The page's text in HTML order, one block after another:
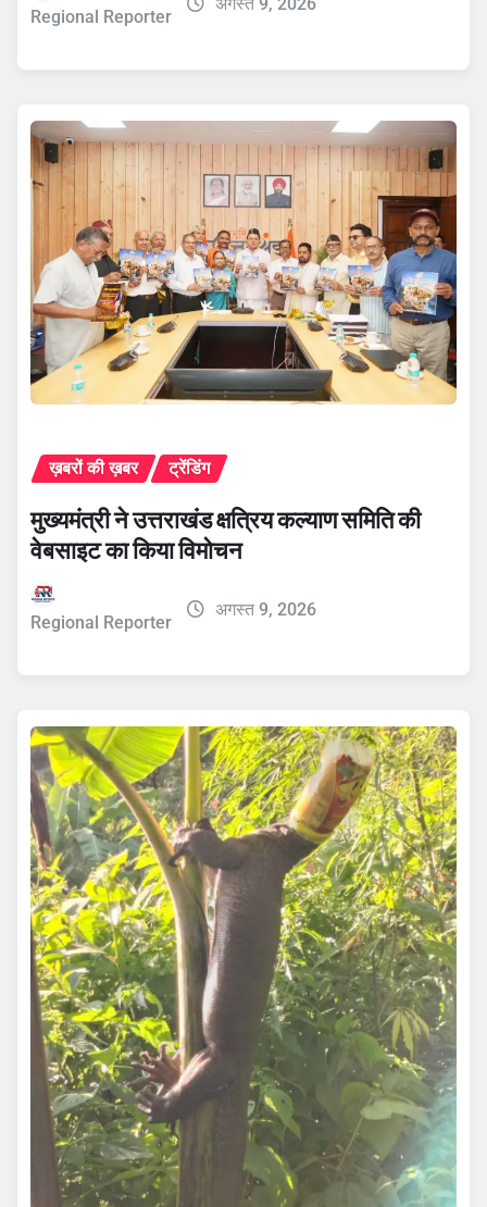
Regional Reporter
ख़बरों की ख़बर ट्रेंडिंग
मुख्यमंत्री ने उत्तराखंड क्षत्रिय कल्याण समिति की
वेबसाइट का किया विमोचन
Regional Reporter
अगस्त 9, 2026